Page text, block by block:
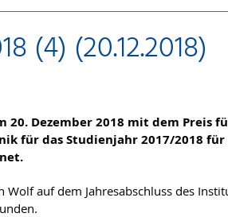
(4) (20.12.2018)
Dezember 2018 mit dem Preis
für das Studienjahr 2017/2018 für
auf dem Jahresabschluss des